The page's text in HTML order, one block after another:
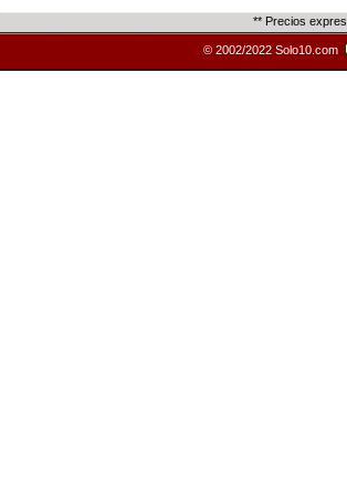
** Precios
© 2002/2022 Solo10.com